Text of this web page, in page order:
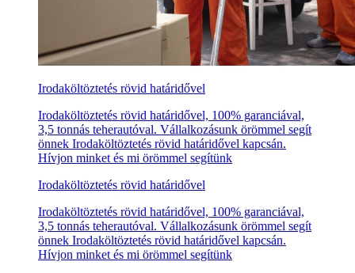
Irodaköltöztetés rövid határidővel
Irodaköltöztetés rövid határidővel, 100% garanciával,
3,5 tonnás teherautóval. Vállalkozásunk örömmel segít
önnek Irodaköltöztetés rövid határidővel kapcsán.
Hívjon minket és mi örömmel segítünk
Irodaköltöztetés rövid határidővel
Irodaköltöztetés rövid határidővel, 100% garanciával,
3,5 tonnás teherautóval. Vállalkozásunk örömmel segít
önnek Irodaköltöztetés rövid határidővel kapcsán.
Hívjon minket és mi örömmel segítünk